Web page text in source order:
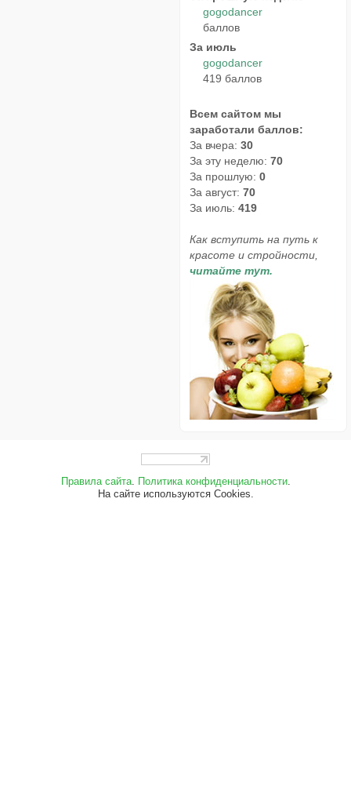
gogodancer
баллов
За июль
gogodancer
419 баллов
Всем сайтом мы
заработали баллов:
За вчера: 30
За эту неделю: 70
За прошлую: 0
За август: 70
За июль: 419
Как вступить на путь к
красоте и стройности,
читайте тут.
Правила сайта. Политика конфиденциальности.
На сайте используются Cookies.